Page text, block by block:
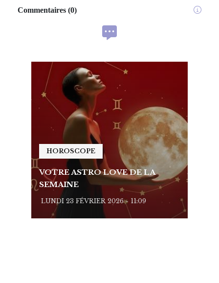
Commentaires (0)
HOROSCOPE
VOTRE ASTRO LOVE DE LA
SEMAINE
LUNDI 23 FÉVRIER 2026 - 11:09